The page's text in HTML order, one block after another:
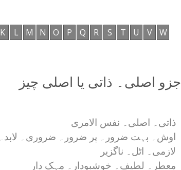
K L M N O P Q R S T U V
W
جزو اصلی۔ ذاتی یا اصلی چیز
ذاتی۔ اصلی۔ نفس الامری
اوش۔ بہت ضرور۔ پر ضرور۔ ضروری۔ لابد۔
لازمی۔ اٹل۔ ناگزیر
معطر۔ لطیف۔ خوشبودار۔ مہک دار